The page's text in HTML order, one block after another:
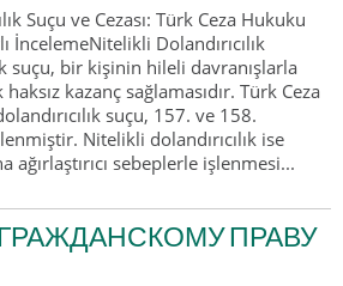
Suçu ve Cezası: Türk Ceza Hukuku
İncelemeNitelikli Dolandırıcılık
suçu, bir kişinin hileli davranışlarla
haksız kazanç sağlamasıdır. Türk Ceza
suçu, 157. ve 158.
Nitelikli dolandırıcılık ise
ağırlaştırıcı sebeplerle işlenmesi...
ПРАВУ